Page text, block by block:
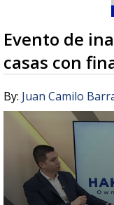
Evento de
casas con
By: Juan Camilo